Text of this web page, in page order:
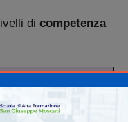
di competenza